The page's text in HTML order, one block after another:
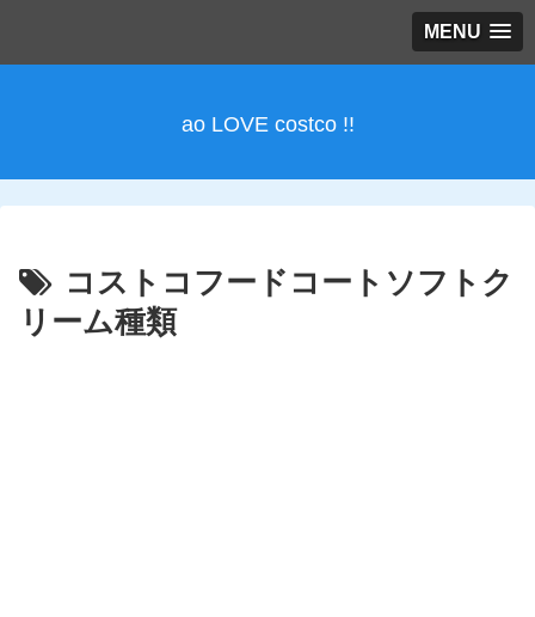
MENU
ao LOVE costco !!
コストコフードコートソフトク
リーム種類